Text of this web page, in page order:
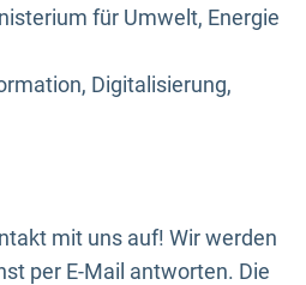
für Umwelt, Energie
Digitalisierung,
mit uns auf! Wir werden
per E-Mail antworten. Die